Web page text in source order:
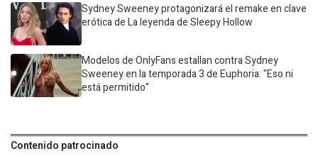
Sydney Sweeney protagonizará el remake en clave
erótica de La leyenda de Sleepy Hollow
Modelos de OnlyFans estallan contra Sydney
Sweeney en la temporada 3 de Euphoria: "Eso ni
está permitido"
Contenido patrocinado